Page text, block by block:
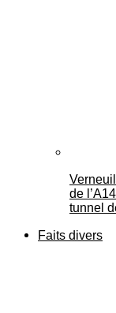
de
tunnel
Faits divers